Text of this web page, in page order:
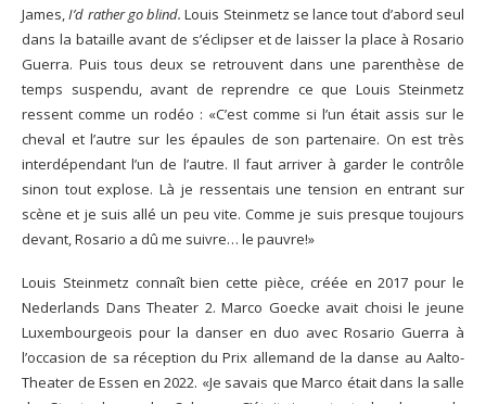
James,I’d rather go blind.Louis Steinmetz se lance tout d’abord seul
dans la bataille avant de s’éclipser et de laisser la place à Rosario
Guerra. Puis tous deux se retrouvent dans une parenthèse de
temps suspendu, avant de reprendre ce que Louis Steinmetz
ressent comme un rodéo : «C’est comme si l’un était assis sur le
cheval et l’autre sur les épaules de son partenaire. On est très
interdépendant l’un de l’autre. Il faut arriver à garder le contrôle
sinon tout explose. Là je ressentais une tension en entrant sur
scène et je suis allé un peu vite. Comme je suis presque toujours
devant, Rosario a dû me suivre… le pauvre!»
Louis Steinmetz connaît bien cette pièce, créée en 2017 pour le
Nederlands Dans Theater 2. Marco Goecke avait choisi le jeune
Luxembourgeois pour la danser en duo avec Rosario Guerra à
l’occasion de sa réception du Prix allemand de la danse au Aalto-
Theater de Essen en 2022. «Je savais que Marco était dans la salle